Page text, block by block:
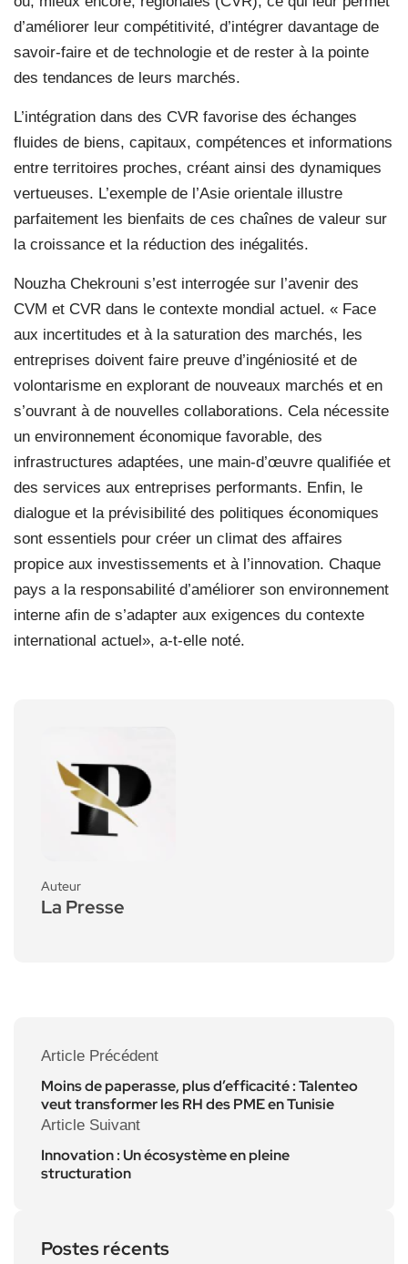
d’améliorer leur compétitivité, d’intégrer davantage de
savoir-faire et de technologie et de rester à la pointe
des tendances de leurs marchés.
L’intégration dans des CVR favorise des échanges
fluides de biens, capitaux, compétences et informations
entre territoires proches, créant ainsi des dynamiques
vertueuses. L’exemple de l’Asie orientale illustre
parfaitement les bienfaits de ces chaînes de valeur sur
la croissance et la réduction des inégalités.
Nouzha Chekrouni s’est interrogée sur l’avenir des
CVM et CVR dans le contexte mondial actuel. « Face
aux incertitudes et à la saturation des marchés, les
entreprises doivent faire preuve d’ingéniosité et de
volontarisme en explorant de nouveaux marchés et en
s’ouvrant à de nouvelles collaborations. Cela nécessite
un environnement économique favorable, des
infrastructures adaptées, une main-d’œuvre qualifiée et
des services aux entreprises performants. Enfin, le
dialogue et la prévisibilité des politiques économiques
sont essentiels pour créer un climat des affaires
propice aux investissements et à l’innovation. Chaque
pays a la responsabilité d’améliorer son environnement
interne afin de s’adapter aux exigences du contexte
international actuel», a-t-elle noté.
Auteur
La Presse
Article Précédent
Moins de paperasse, plus d’efficacité : Talenteo
veut transformer les RH des PME en Tunisie
Article Suivant
Innovation : Un écosystème en pleine
structuration
Postes récents